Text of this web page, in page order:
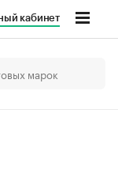
кабинет